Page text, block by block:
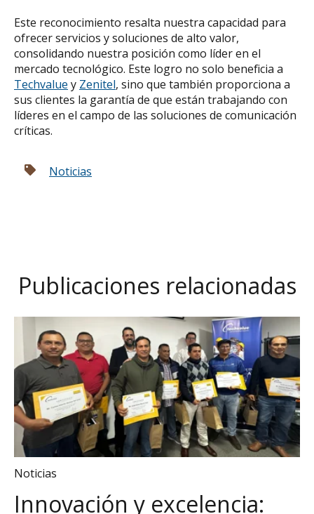
Este reconocimiento resalta nuestra capacidad para
ofrecer servicios y soluciones de alto valor,
consolidando nuestra posición como líder en el
mercado tecnológico. Este logro no solo beneficia a
Techvalue y Zenitel, sino que también proporciona a
sus clientes la garantía de que están trabajando con
líderes en el campo de las soluciones de comunicación
críticas.
Noticias
Publicaciones relacionadas
Noticias
Innovación y excelencia: